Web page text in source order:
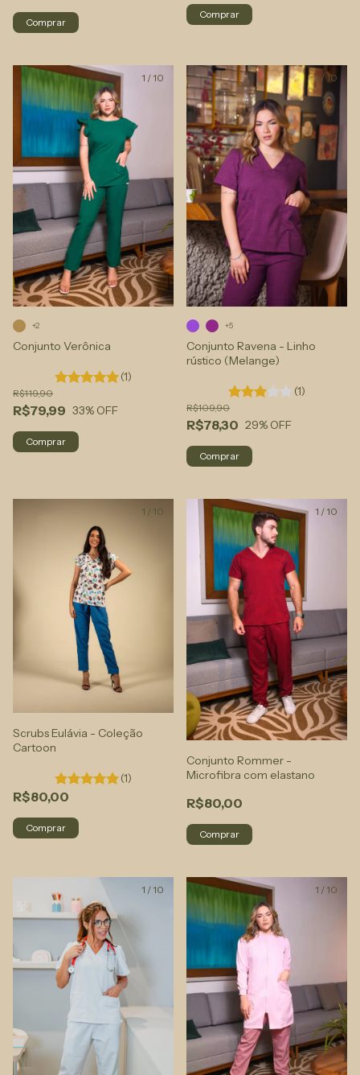
Comprar
Comprar
1 /10
Conjunto Verônica
(1)
R$79,99
R$119,90
33% OFF
+2
Comprar
1 /10
Conjunto Ravena - Linho
rústico (Melange)
(1)
R$78,30
R$109,90
29% OFF
+5
Comprar
1 / 10
Scrubs Eulávia - Coleção
Cartoon
(1)
R$80,00
Comprar
1 /10
Conjunto Rommer -
Microfibra com elastano
R$80,00
Comprar
1 /10 1 / 10